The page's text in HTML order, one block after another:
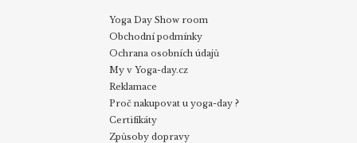
Yoga Day Show room
Obchodní podmínky
Ochrana osobních údajů
My v Yoga-day.cz
Reklamace
Proč nakupovat u yoga-day ?
Certifikáty
Způsoby dopravy